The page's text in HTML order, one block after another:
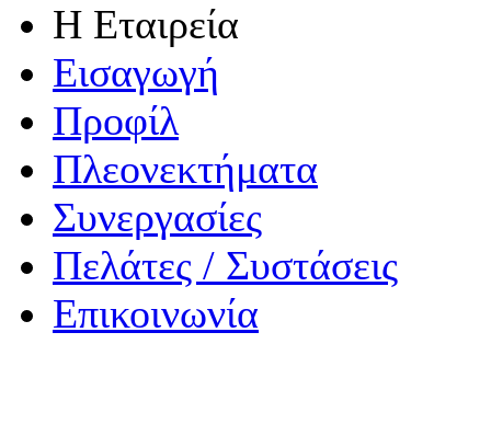
Η Εταιρεία
Εισαγωγή
Προφίλ
Πλεονεκτήματα
Συνεργασίες
Πελάτες / Συστάσεις
Επικοινωνία